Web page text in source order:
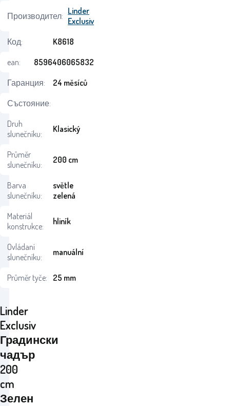
Linder
Exclusiv
Градински
чадър
200
cm
Зелен
Производител: Linder
Exclusiv
Код:
K8618
ean:
8596406065832
Гаранция:
24 měsíců
Състояние:
Druh
slunečníku:
Klasický
Průměr
slunečníku:
200 cm
Barva
slunečníku:
světle
zelená
Materiál
konstrukce:
hliník
Ovládaní
slunečníku:
manuální
Průměr tyče: 25 mm